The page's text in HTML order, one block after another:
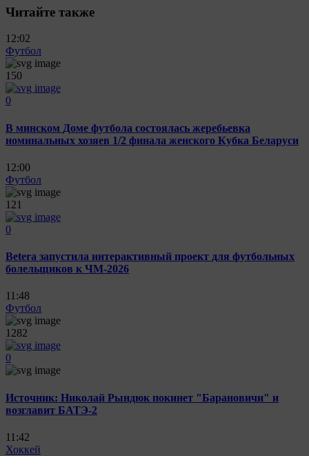
Читайте также
12:02
Футбол
150
0
В минском Доме футбола состоялась жеребьевка
номинальных хозяев 1/2 финала женского Кубка Беларуси
12:00
Футбол
121
0
Betera запустила интерактивный проект для футбольных
болельщиков к ЧМ-2026
11:48
Футбол
1282
0
Источник: Николай Рындюк покинет "Барановичи" и
возглавит БАТЭ-2
11:42
Хоккей